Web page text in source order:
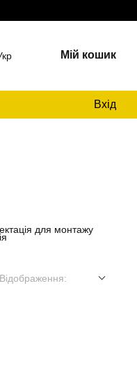
Мій кошик
Вхід
для монтажу
Відображення: